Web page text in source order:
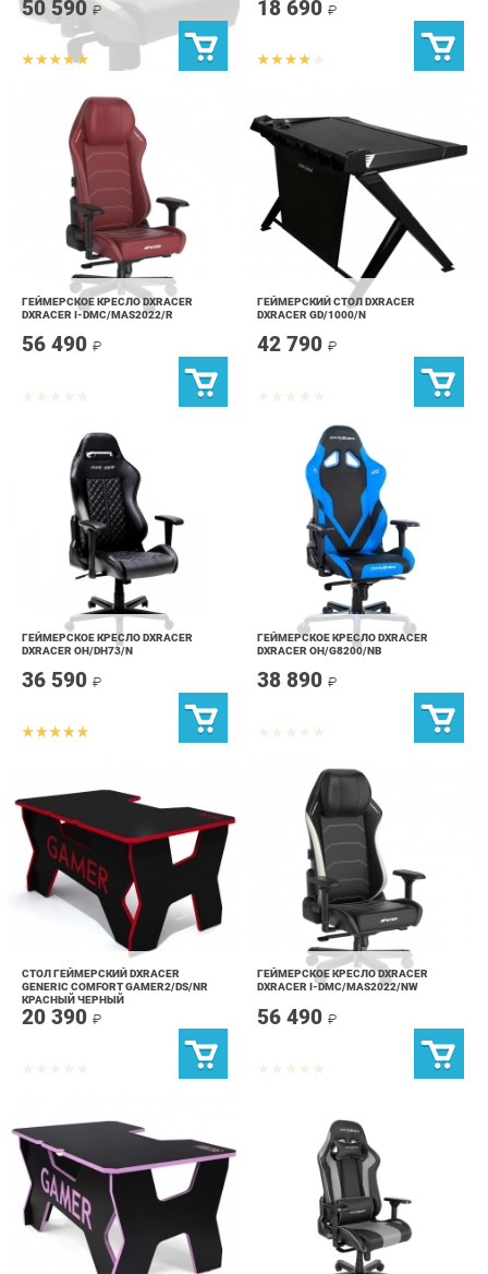
ГЕЙМЕРСКОЕ КРЕСЛО DXRACER
DXRACER I-DMC/MAS2022/R
56 490₽
ГЕЙМЕРСКИЙ СТОЛ DXRACER
DXRACER GD/1000/N
42 790₽
ГЕЙМЕРСКОЕ КРЕСЛО DXRACER
DXRACER OH/DH73/N
36 590₽
ГЕЙМЕРСКОЕ КРЕСЛО DXRACER
DXRACER OH/G8200/NB
38 890₽
СТОЛ ГЕЙМЕРСКИЙ DXRACER
GENERIC COMFORT GAMER2/DS/NR
КРАСНЫЙ ЧЕРНЫЙ
20 390 ₽
ГЕЙМЕРСКОЕ КРЕСЛО DXRACER
DXRACER I-DMC/MAS2022/NW
56 490₽
СТОЛ ГЕЙМЕРСКИЙ DXRACER
GENERIC COMFORT GAMER2/DS/NP
РОЗОВЫЙ ЧЕРНЫЙ
22 390₽
КРЕСЛО DXRACER DXRACER
₽